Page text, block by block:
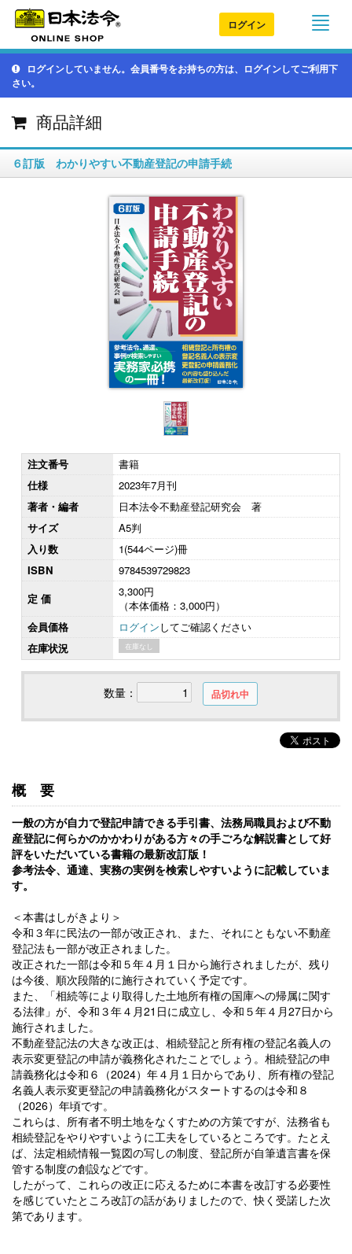
ログイン
ログインしていません。会員番号をお持ちの方は、ログインしてご利用下
さい。
商品詳細
６訂版 わかりやすい不動産登記の申請手続
注文番号
書籍
仕様
2023年7月刊
著者・編者
日本法令不動産登記研究会 著
サイズ
A5判
入り数
1(544ページ)冊
ISBN
9784539729823
定 価
3,300円
（本体価格：3,000円）
会員価格
ログインしてご確認ください
在庫状況
在庫なし
数量： 品切れ中
概要
一般の方が自力で登記申請できる手引書、法務局職員および不動
産登記に何らかのかかわりがある方々の手ごろな解説書として好
評をいただいている書籍の最新改訂版！
参考法令、通達、実務の実例を検索しやすいように記載していま
す。
＜本書はしがきより＞
令和３年に民法の一部が改正され、また、それにともない不動産
登記法も一部が改正されました。
改正された一部は令和５年４月１日から施行されましたが、残り
は今後、順次段階的に施行されていく予定です。
また、「相続等により取得した土地所有権の国庫への帰属に関す
る法律」が、令和３年４月21日に成立し、令和５年４月27日から
施行されました。
不動産登記法の大きな改正は、相続登記と所有権の登記名義人の
表示変更登記の申請が義務化されたことでしょう。相続登記の申
請義務化は令和６（2024）年４月１日からであり、所有権の登記
名義人表示変更登記の申請義務化がスタートするのは令和８
（2026）年頃です。
これらは、所有者不明土地をなくすための方策ですが、法務省も
相続登記をやりやすいように工夫をしているところです。たとえ
ば、法定相続情報一覧図の写しの制度、登記所が自筆遺言書を保
管する制度の創設などです。
したがって、これらの改正に応えるために本書を改訂する必要性
を感じていたところ改訂の話がありましたので、快く受諾した次
第であります。